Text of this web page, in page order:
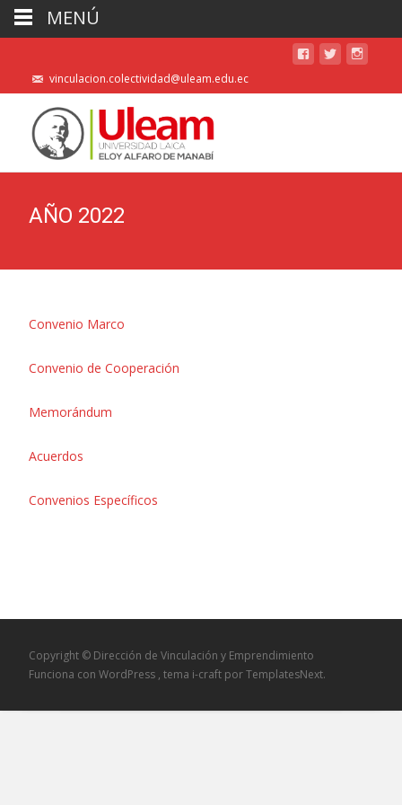
vinculacion.colectividad@uleam.edu.ec
AÑO 2022
Convenio Marco
Convenio de Cooperación
Memorándum
Acuerdos
Convenios Específicos
Copyright © Dirección de Vinculación y Emprendimiento
Funciona con WordPress , tema i-craft por TemplatesNext.
MENÚ